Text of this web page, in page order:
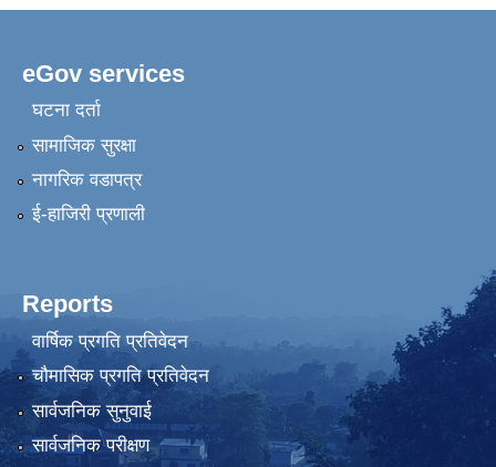
eGov services
घटना दर्ता
सामाजिक सुरक्षा
नागरिक वडापत्र
ई-हाजिरी प्रणाली
Reports
वार्षिक प्रगति प्रतिवेदन
चौमासिक प्रगति प्रतिवेदन
सार्वजनिक सुनुवाई
सार्वजनिक परीक्षण